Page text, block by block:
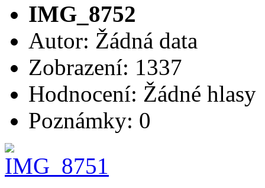
IMG_8752
Autor: Žádná data
Zobrazení: 1337
Hodnocení: Žádné hlasy
Poznámky: 0